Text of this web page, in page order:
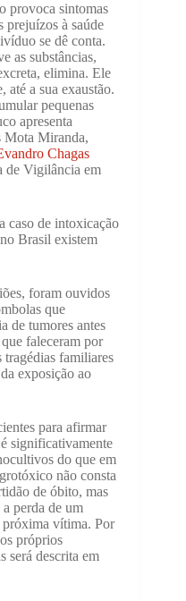
provoca sintomas
prejuízos à saúde
se dê conta.
as substâncias,
elimina. Ele
até a sua exaustão.
pequenas
apresenta
Mota Miranda,
Chagas
de Vigilância em
caso de intoxicação
Brasil existem
foram ouvidos
que
de tumores antes
faleceram por
tragédias familiares
exposição ao
para afirmar
significativamente
do que em
não consta
de óbito, mas
perda de um
próxima vítima. Por
próprios
será descrita em